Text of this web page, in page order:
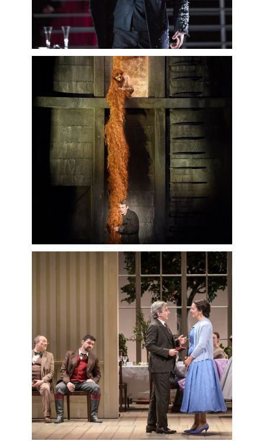
Carmen( Escamillo)en version de
concert au Théâtre des Champs-
Élysées, au Grand Théâtre de Genève
et à l’Opernhaus Zürich, à
Luxembourg,Così fan tutte(Don
Alfonso) au Festival de Drottningholm,
à Bucarest, Würzburg, Grenoble et à
l’Opéra Royal de Versailles,Fantasio
Prince de Mantoue
) au Festival Radio-
France à Montpellier, au Théâtre du
Châtelet et à l’Opéra Comique,
Pelléas et Mélisande,Ariadne auf
(Musiklehrer),Les Mamelles
/Le Rossignolet
Der
Rosenkavalierau Théâtre des
Champs-Élysées,Le Comte Ory
) à l’Opernhaus Zürich, à
l’Opéra Comique et à Versailles,
rôle-titre) à l’Opéra de
Bordeaux et à l’Opéra Comique, Le Roi
d'Offenbach etRodelindaà
l’Opéra de Lyon,Madama Butterfly
(Sharpless) Eugène Onéguine
(rôle-titre) à l’Opéra de Tours,Manon
(Lescaut),Fortunio (Clavaroche) et
L’Heure espagnole(Ramiro ) à
l’Opéra Comique,Sigurd( Gunther) de
Reyer à l’Opéra national de Lorraine,